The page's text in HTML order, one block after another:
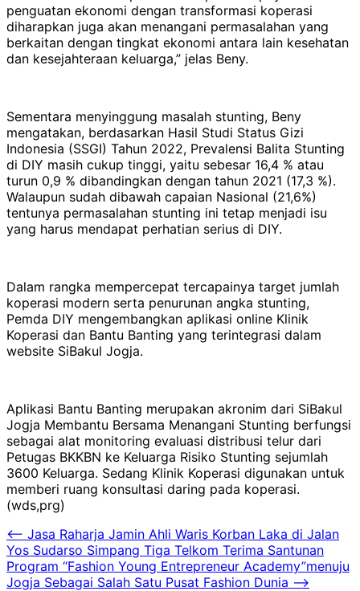
penguatan ekonomi dengan transformasi koperasi
diharapkan juga akan menangani permasalahan yang
berkaitan dengan tingkat ekonomi antara lain kesehatan
dan kesejahteraan keluarga,” jelas Beny.
Sementara menyinggung masalah stunting, Beny
mengatakan, berdasarkan Hasil Studi Status Gizi
Indonesia (SSGI) Tahun 2022, Prevalensi Balita Stunting
di DIY masih cukup tinggi, yaitu sebesar 16,4 % atau
turun 0,9 % dibandingkan dengan tahun 2021 (17,3 %).
Walaupun sudah dibawah capaian Nasional (21,6%)
tentunya permasalahan stunting ini tetap menjadi isu
yang harus mendapat perhatian serius di DIY.
Dalam rangka mempercepat tercapainya target jumlah
koperasi modern serta penurunan angka stunting,
Pemda DIY mengembangkan aplikasi online Klinik
Koperasi dan Bantu Banting yang terintegrasi dalam
website SiBakul Jogja.
Aplikasi Bantu Banting merupakan akronim dari SiBakul
Jogja Membantu Bersama Menangani Stunting berfungsi
sebagai alat monitoring evaluasi distribusi telur dari
Petugas BKKBN ke Keluarga Risiko Stunting sejumlah
3600 Keluarga. Sedang Klinik Koperasi digunakan untuk
memberi ruang konsultasi daring pada koperasi.
(wds,prg)
Navigasi
pos
⟵ Jasa Raharja Jamin Ahli Waris Korban Laka di Jalan
Yos Sudarso Simpang Tiga Telkom Terima Santunan
Program “Fashion Young Entrepreneur Academy”menuju
Jogja Sebagai Salah Satu Pusat Fashion Dunia ⟶